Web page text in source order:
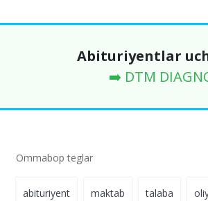
Abituriyentlar
➡️ DTM
Ommabop teglar
abituriyent maktab talaba